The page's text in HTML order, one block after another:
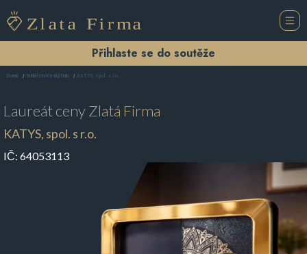
Přihlaste se do soutěže
Domů Truhlářství Český Dub KATYS, spol. s r.o.
Laureát cenyZlatá Firma
KATYS, spol. s r.o.
IČ: 64053113